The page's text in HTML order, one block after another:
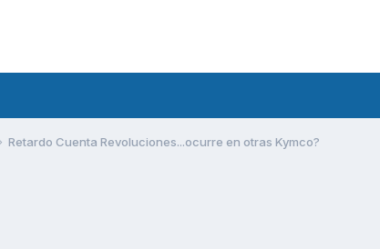
Retardo Cuenta Revoluciones...ocurre en otras Kymco?